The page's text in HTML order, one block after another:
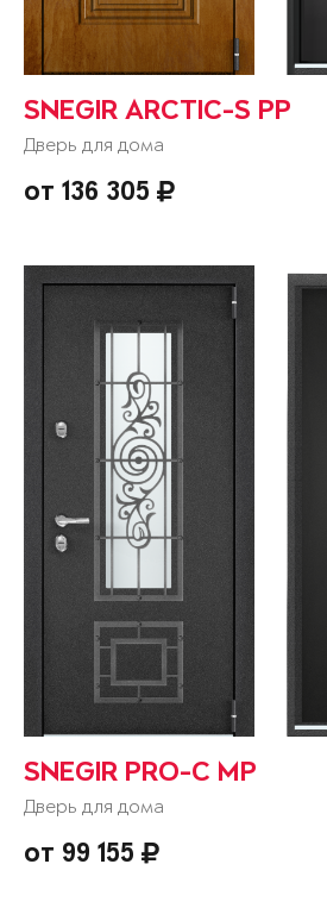
SNEGIR ARCTIC-S PP
Дверь для дома
от 136 305
SNEGIR PRO-C MP
Дверь для дома
от 99 155